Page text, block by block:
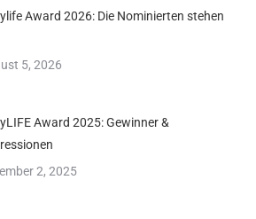
Award 2026: Die Nominierten stehen
5, 2026
Award 2025: Gewinner &
2, 2025